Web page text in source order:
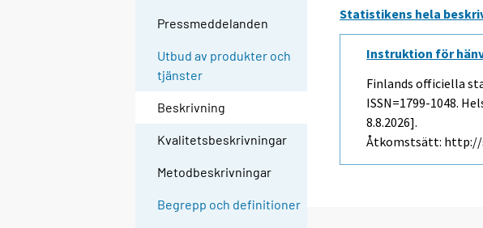
Pressmeddelanden
Utbud av produkter och
tjänster
Beskrivning
Kvalitetsbeskrivningar
Metodbeskrivningar
Begrepp och definitioner
Statistikens hela
Instruktion för
Finlands officiella
ISSN=1799-1048.
8.8.2026].
Åtkomstsätt: